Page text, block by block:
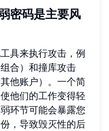
密码是主要风
具来执行攻击，例
合）和撞库攻击
他账户）。一个简
他们的工作变得轻
环节可能会暴露您
，导致毁灭性的后